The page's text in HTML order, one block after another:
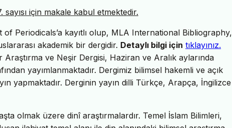
için makale kabul etmektedir.
Periodicals’a kayıtlı olup, MLA International Bibliography,
akademik bir dergidir. Detaylı bilgi için tıklayınız.
Araştırma ve Neşir Dergisi, Haziran ve Aralık aylarında
yayımlanmaktadır. Dergimiz bilimsel hakemli ve açık
yapmaktadır. Derginin yayın dilli Türkçe, Arapça, İngilizce
olmak üzere dinî araştırmalardır. Temel İslam Bilimleri,